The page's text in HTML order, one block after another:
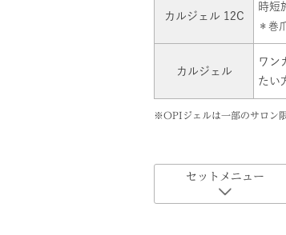
カルジェル 12C
時短
＊巻
カルジェル
ワン
たい
※OPIジェルは一部のサロン
セットメニュー